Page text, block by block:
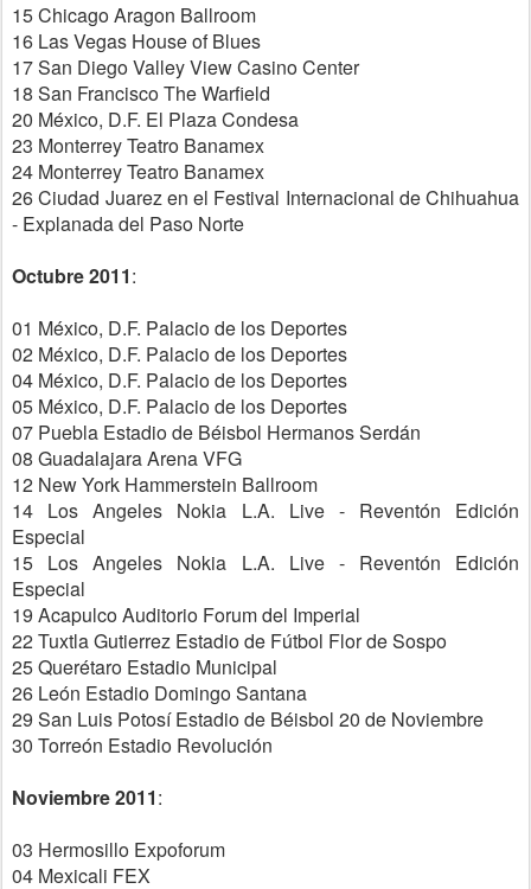
15 Chicago Aragon Ballroom
16 Las Vegas House of Blues
17 San Diego Valley View Casino Center
18 San Francisco The Warfield
20 México, D.F. El Plaza Condesa
23 Monterrey Teatro Banamex
24 Monterrey Teatro Banamex
26 Ciudad Juarez en el Festival Internacional de Chihuahua
- Explanada del Paso Norte
Octubre 2011:
01 México, D.F. Palacio de los Deportes
02 México, D.F. Palacio de los Deportes
04 México, D.F. Palacio de los Deportes
05 México, D.F. Palacio de los Deportes
07 Puebla Estadio de Béisbol Hermanos Serdán
08 Guadalajara Arena VFG
12 New York Hammerstein Ballroom
14 Los Angeles Nokia L.A. Live - Reventón Edición
Especial
15 Los Angeles Nokia L.A. Live - Reventón Edición
Especial
19 Acapulco Auditorio Forum del Imperial
22 Tuxtla Gutierrez Estadio de Fútbol Flor de Sospo
25 Querétaro Estadio Municipal
26 León Estadio Domingo Santana
29 San Luis Potosí Estadio de Béisbol 20 de Noviembre
30 Torreón Estadio Revolución
Noviembre 2011:
03 Hermosillo Expoforum
04 Mexicali FEX